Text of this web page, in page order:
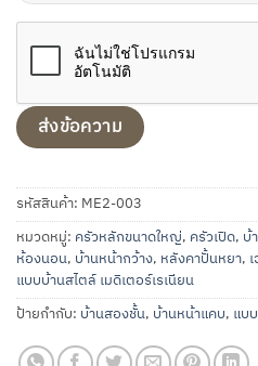
รหัสสินค้า: ME2-003
หมวดหมู่: ครัวหลักขนาดใหญ่, ครัวเปิด, บ้
ห้องนอน, บ้านหน้ากว้าง, หลังคาปั้นหยา,
แบบบ้านสไตล์ เมดิเตอร์เรเนียน
ป้ายกำกับ: บ้านสองชั้น, บ้านหน้าแคบ, แบ